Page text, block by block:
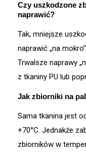
Czy uszkodzone
naprawić?
Tak, mniejsze
naprawić „na
Trwalsze naprawy
z tkaniny PU lub
Jak zbiorniki na
Sama tkanina jest
+70°C. Jednakże
zbiorników w